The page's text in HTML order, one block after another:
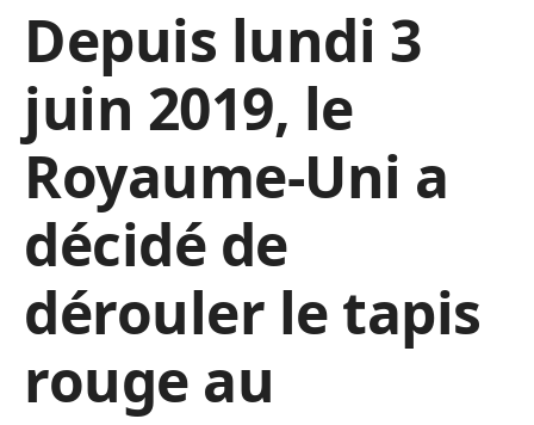
Depuis lundi 3
juin 2019, le
Royaume-Uni a
décidé de
dérouler le tapis
rouge au